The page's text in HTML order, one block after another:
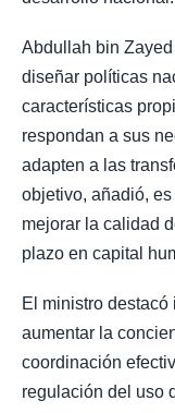
Abdullah bin
diseñar políticas
características
respondan a sus
adapten a las
objetivo, añadió,
mejorar la calidad
plazo en capital
El ministro
aumentar la
coordinación
regulación del uso